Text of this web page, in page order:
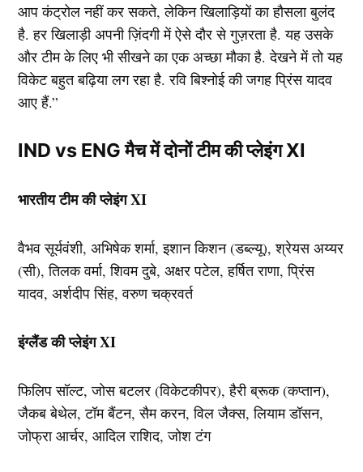
आप कंट्रोल नहीं कर सकते, लेकिन खिलाड़ियों का हौसला बुलंद
है. हर खिलाड़ी अपनी ज़िंदगी में ऐसे दौर से गुज़रता है. यह उसके
और टीम के लिए भी सीखने का एक अच्छा मौका है. देखने में तो यह
विकेट बहुत बढ़िया लग रहा है. रवि बिश्नोई की जगह प्रिंस यादव
आए हैं.”
IND vs ENG मैच में दोनों टीम की प्लेइंग XI
भारतीय टीम की प्लेइंग XI
वैभव सूर्यवंशी, अभिषेक शर्मा, इशान किशन (डब्ल्यू), श्रेयस अय्यर
(सी), तिलक वर्मा, शिवम दुबे, अक्षर पटेल, हर्षित राणा, प्रिंस
यादव, अर्शदीप सिंह, वरुण चक्रवर्त
इंग्लैंड की प्लेइंग XI
फिलिप सॉल्ट, जोस बटलर (विकेटकीपर), हैरी ब्रूक (कप्तान),
जैकब बेथेल, टॉम बैंटन, सैम करन, विल जैक्स, लियाम डॉसन,
जोफ्रा आर्चर, आदिल राशिद, जोश टंग